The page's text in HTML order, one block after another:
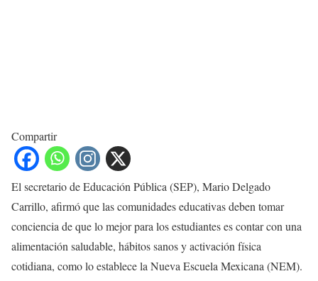
Compartir
El secretario de Educación Pública (SEP), Mario Delgado
Carrillo, afirmó que las comunidades educativas deben tomar
conciencia de que lo mejor para los estudiantes es contar con una
alimentación saludable, hábitos sanos y activación física
cotidiana, como lo establece la Nueva Escuela Mexicana (NEM).